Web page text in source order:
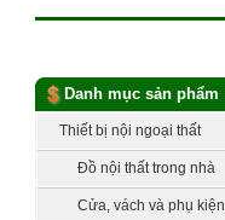
Danh mục sản phẩm
Thiết bị nội ngoại thất
Đồ nội thất trong nhà
Cửa, vách và phụ kiện